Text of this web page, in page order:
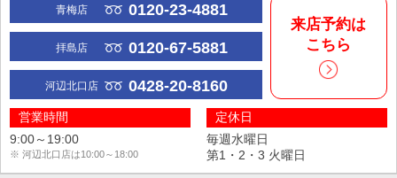
青梅店 0120-23-4881
拝島店 0120-67-5881
河辺北口店 0428-20-8160
来店予約は
こちら
営業時間
9:00～19:00
※ 河辺北口店は10:00～18:00
定休日
毎週水曜日
第1・2・3 火曜日